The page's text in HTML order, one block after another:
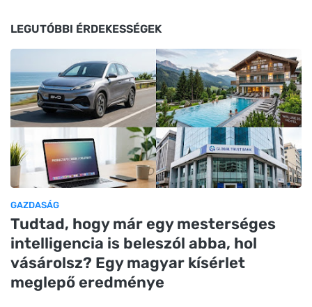
LEGUTÓBBI ÉRDEKESSÉGEK
GAZDASÁG
Tudtad, hogy már egy mesterséges
intelligencia is beleszól abba, hol
vásárolsz? Egy magyar kísérlet
meglepő eredménye